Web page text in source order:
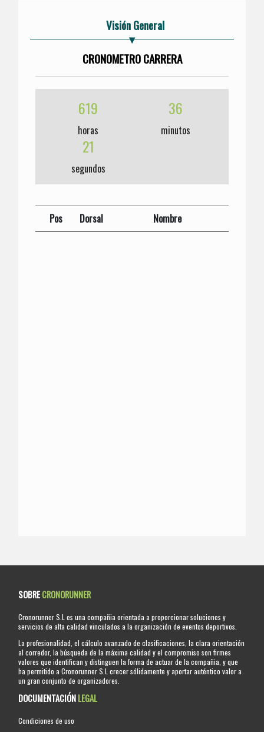
Visión General
CRONOMETRO CARRERA
619
horas
36
minutos
21
segundos
Pos Dorsal Nombre
SOBRECRONORUNNER
Cronorunner S.L es una compañia orientada a proporcionar soluciones y
servicios de alta calidad vinculados a la organización de eventos deportivos.
La profesionalidad, el cálculo avanzado de clasificaciones, la clara orientación
al corredor, la búsqueda de la máxima calidad y el compromiso son firmes
valores que identifican y distinguen la forma de actuar de la compañia, y que
ha permitido a Cronorunner S.L crecer sólidamente y aportar auténtico valor a
un gran conjunto de organizadores.
DOCUMENTACIÓNLEGAL
Condiciones de uso